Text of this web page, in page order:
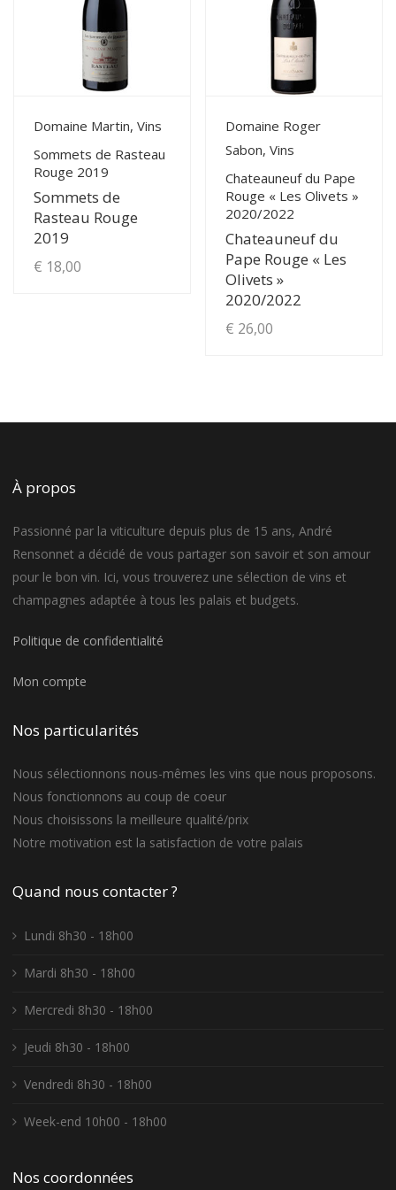
View Details
Domaine Martin, Vins
Sommets de Rasteau
Rouge 2019
Sommets de
Rasteau Rouge
2019
€ 18,00
View Details
Domaine Roger
Sabon, Vins
Chateauneuf du Pape
Rouge « Les Olivets »
2020/2022
Chateauneuf du
Pape Rouge « Les
Olivets »
2020/2022
€ 26,00
À propos
Passionné par la viticulture depuis plus de 15 ans, André
Rensonnet a décidé de vous partager son savoir et son amour
pour le bon vin. Ici, vous trouverez une sélection de vins et
champagnes adaptée à tous les palais et budgets.
Politique de confidentialité
Mon compte
Nos particularités
Nous sélectionnons nous-mêmes les vins que nous proposons.
Nous fonctionnons au coup de coeur
Nous choisissons la meilleure qualité/prix
Notre motivation est la satisfaction de votre palais
Quand nous contacter ?
Lundi 8h30 - 18h00
Mardi 8h30 - 18h00
Mercredi 8h30 - 18h00
Jeudi 8h30 - 18h00
Vendredi 8h30 - 18h00
Week-end 10h00 - 18h00
Nos coordonnées